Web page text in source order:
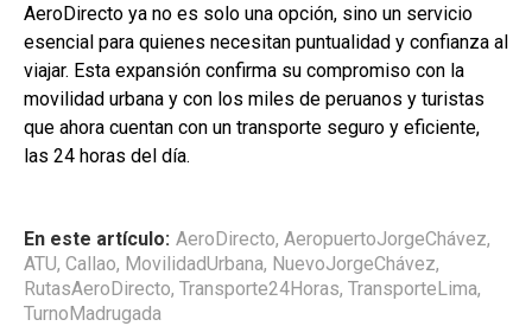
AeroDirecto ya no es solo una opción, sino un servicio
esencial para quienes necesitan puntualidad y confianza al
viajar. Esta expansión confirma su compromiso con la
movilidad urbana y con los miles de peruanos y turistas
que ahora cuentan con un transporte seguro y eficiente,
las 24 horas del día.
En este artículo: AeroDirecto, AeropuertoJorgeChávez,
ATU, Callao, MovilidadUrbana, NuevoJorgeChávez,
RutasAeroDirecto, Transporte24Horas, TransporteLima,
TurnoMadrugada